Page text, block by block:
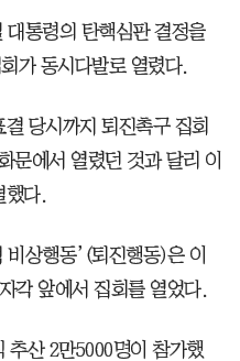
통령의 탄핵심판 결정을
가 동시다발로 열렸다.
당시까지 퇴진촉구 집회
문에서 열렸던 것과 달리 이
했다.
상행동’(퇴진행동)은 이
각 앞에서 집회를 열었다.
추산 2만5000명이 참가했